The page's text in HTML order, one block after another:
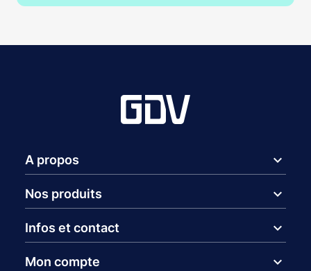
A propos expand_more
Nos produits expand_more
Infos et contact expand_more
Mon compte expand_more